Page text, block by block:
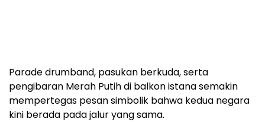
Parade drumband, pasukan berkuda, serta
pengibaran Merah Putih di balkon istana semakin
mempertegas pesan simbolik bahwa kedua negara
kini berada pada jalur yang sama.